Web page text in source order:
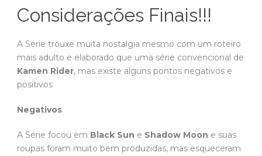
Considerações Finais!!!
A Série trouxe muita nostalgia mesmo com um roteiro
mais adulto e elaborado que uma série convencional de
Kamen Rider, mas existe alguns pontos negativos e
positivos
Negativos
A Série focou em Black Sun e Shadow Moon e suas
roupas foram muito bem produzidas, mas esqueceram